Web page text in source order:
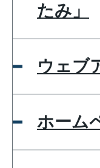
たみ」
ウェブ
ホーム